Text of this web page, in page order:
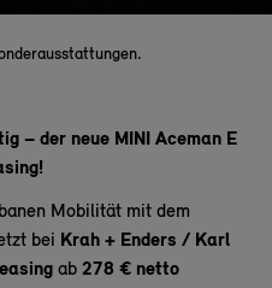
– der neue MINI Aceman E
Mobilität mit dem
bei Krah + Enders / Karl
ab 278 € netto